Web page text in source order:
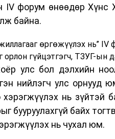
IV форум өнөөдөр
байна.
өргөжүүлэх нь”
орлон гүйцэтгэгч, ТЗУГ-
улс бол дэлхийн
нийлэгч улс орнууд
нь зүйтэй
бууруулахгүй байх
нь чухал юм.